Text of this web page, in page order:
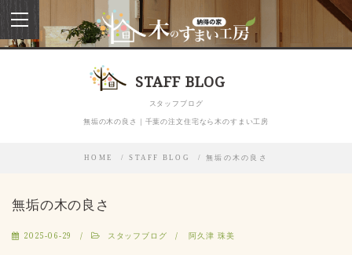
toggle
navigation
STAFF BLOG
スタッフブログ
無垢の木の良さ｜千葉の注文住宅なら木のすまい工房
HOME STAFF BLOG 無垢の木の良さ
無垢の木の良さ
2025-06-29 スタッフブログ 阿久津 珠美